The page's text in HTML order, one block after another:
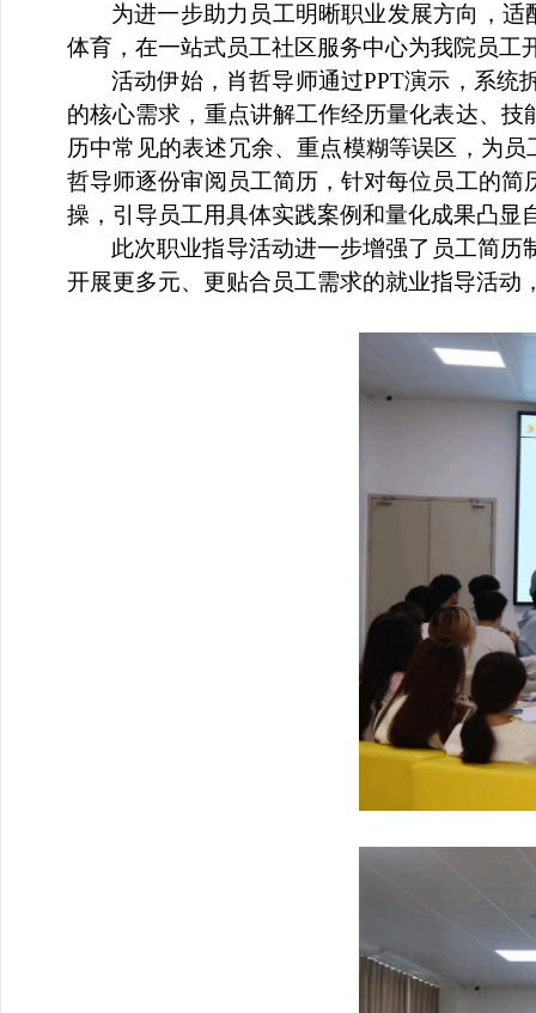
为进一步助力员工明晰职业发展方向，适
体育，在一站式员工社区服务中心为我院员工
活动伊始，肖哲导师通过PPT演示，系统
的核心需求，重点讲解工作经历量化表达、
历中常见的表述冗余、重点模糊等误区，为
哲导师逐份审阅员工简历，针对每位员工的
操，引导员工用具体实践案例和量化成果凸显
此次职业指导活动进一步增强了员工简
开展更多元、更贴合员工需求的就业指导活动